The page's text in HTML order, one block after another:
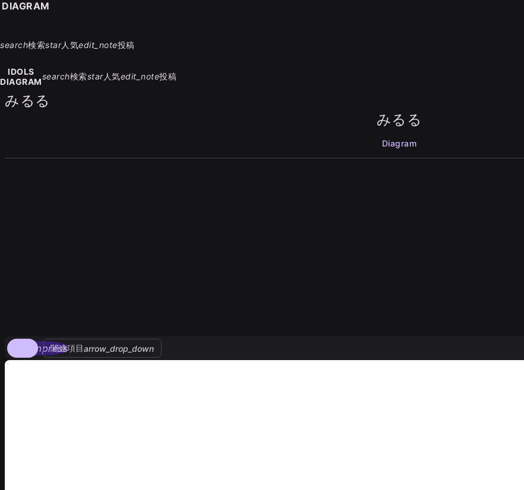
search検索star人気edit_note投稿
IDOLS
DIAGRAM
search検索star人気edit_note投稿
みるる
みるる
Diagram
compress
関連項目arrow_drop_down